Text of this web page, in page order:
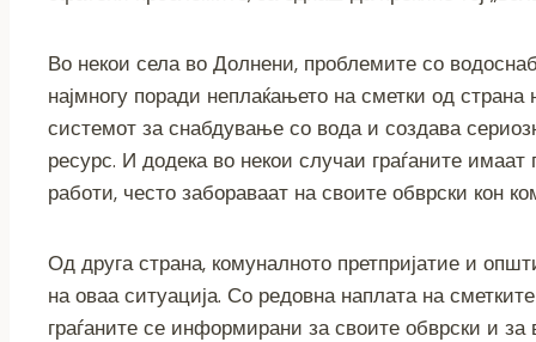
Во некои села во Долнени, проблемите со
најмногу поради неплаќањето на сметки од
системот за снабдување со вода и создава
ресурс. И додека во некои случаи граѓаните
работи, често забораваат на своите обврски кон
Од друга страна, комуналното претпријатие и
на оваа ситуација. Со редовна наплата на
граѓаните се информирани за своите обврски и